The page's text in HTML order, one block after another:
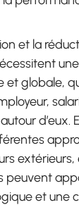
et la
et globale,
d’eux.
peuvent
et une